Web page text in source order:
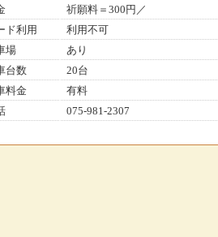
祈願料＝300円／
ド利用
利用不可
場
あり
台数
20台
料金
有料
075-981-2307